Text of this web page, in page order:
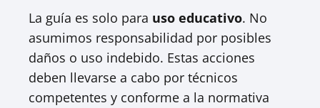
La guía es solo para uso educativo. No
asumimos responsabilidad por posibles
daños o uso indebido. Estas acciones
deben llevarse a cabo por técnicos
competentes y conforme a la normativa